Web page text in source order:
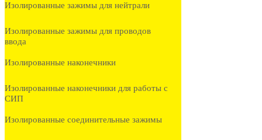
Изолированные зажимы для нейтрали
Изолированные зажимы для проводов
ввода
Изолированные наконечники
Изолированные наконечники для работы с
СИП
Изолированные соединительные зажимы